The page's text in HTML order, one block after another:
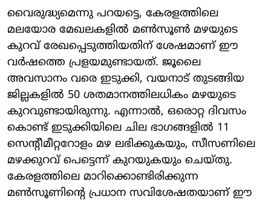
വൈരുദ്ധ്യമെന്നു പറയട്ടെ, കേരളത്തിലെ
മലയോര മേഖലകളിൽ മൺസൂൺ മഴയുടെ
കുറവ് രേഖപ്പെടുത്തിയതിന് ശേഷമാണ് ഈ
വർഷത്തെ പ്രളയമുണ്ടായത്. ജൂലൈ
അവസാനം വരെ ഇടുക്കി, വയനാട് തുടങ്ങിയ
ജില്ലകളിൽ 50 ശതമാനത്തിലധികം മഴയുടെ
കുറവുണ്ടായിരുന്നു. എന്നാൽ, ഒരൊറ്റ ദിവസം
കൊണ്ട് ഇടുക്കിയിലെ ചില ഭാഗങ്ങളിൽ 11
സെന്റീമീറ്ററോളം മഴ ലഭിക്കുകയും, സീസണിലെ
മഴക്കുറവ് പെട്ടെന്ന് കുറയുകയും ചെയ്തു.
കേരളത്തിലെ മാറിക്കൊണ്ടിരിക്കുന്ന
മൺസൂണിന്റെ പ്രധാന സവിശേഷതയാണ് ഈ